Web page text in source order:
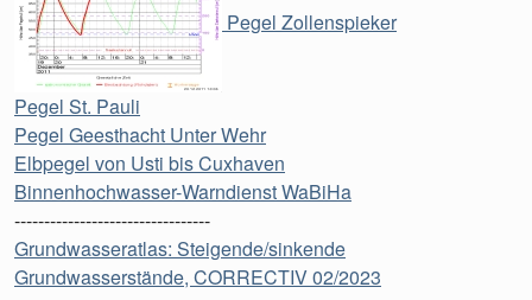
Pegel Zollenspieker
Pegel St. Pauli
Pegel Geesthacht Unter Wehr
Elbpegel von Usti bis Cuxhaven
Binnenhochwasser-Warndienst WaBiHa
---------------------------------
Grundwasseratlas: Steigende/sinkende
Grundwasserstände, CORRECTIV 02/2023